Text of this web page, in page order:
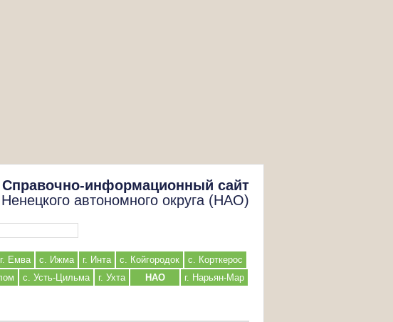
Справочно-информационный сайт
автономного округа (НАО)
г. Емва с. Ижма г. Инта с. Койгородок
с. Корткерос
с. Усть-Цильма г. Ухта НАО г. Нарьян-Мар